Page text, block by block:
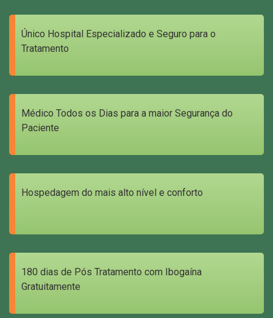
Único Hospital Especializado e Seguro para o
Tratamento
Médico Todos os Dias para a maior Segurança do
Paciente
Hospedagem do mais alto nível e conforto
180 dias de Pós Tratamento com Ibogaína
Gratuitamente